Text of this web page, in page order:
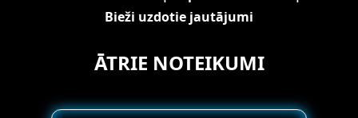
Bieži uzdotie jautājumi
ĀTRIE NOTEIKUMI